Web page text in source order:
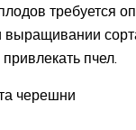
требуется
выращивании
пчел.
черешни